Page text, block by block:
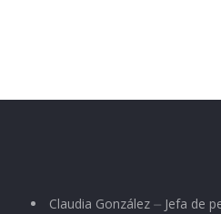
Claudia González ⏤ Jefa de